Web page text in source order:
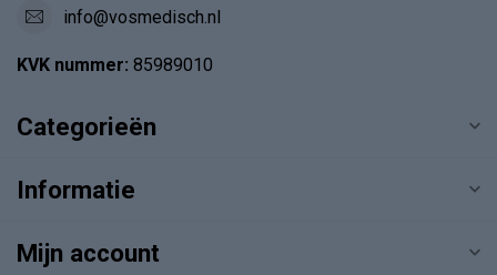
info@vosmedisch.nl
KVK nummer: 85989010
Categorieën
Informatie
Mijn account